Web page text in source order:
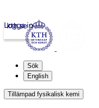
kth.se
Logga in
Sök
English
Tillämpad fysikalisk kemi